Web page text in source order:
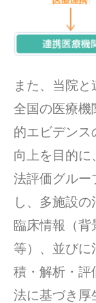
また、当院
全国の医療機
的エビデンス
向上を目的
法評価グルー
し、多施設
臨床情報（背
等）、並びに
積・解析・評
法に基づき厚